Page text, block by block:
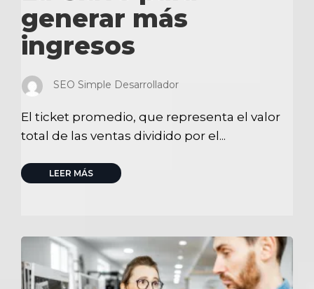
generar más
ingresos
SEO Simple Desarrollador
El ticket promedio, que representa el valor
total de las ventas dividido por el...
LEER MÁS